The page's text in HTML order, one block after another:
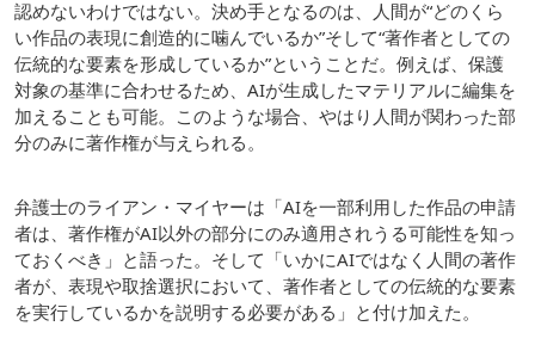
認めないわけではない。決め手となるのは、人間が“どのくら
い作品の表現に創造的に噛んでいるか”そして“著作者としての
伝統的な要素を形成しているか”ということだ。例えば、保護
対象の基準に合わせるため、AIが生成したマテリアルに編集を
加えることも可能。このような場合、やはり人間が関わった部
分のみに著作権が与えられる。
弁護士のライアン・マイヤーは「AIを一部利用した作品の申請
者は、著作権がAI以外の部分にのみ適用されうる可能性を知っ
ておくべき」と語った。そして「いかにAIではなく人間の著作
者が、表現や取捨選択において、著作者としての伝統的な要素
を実行しているかを説明する必要がある」と付け加えた。